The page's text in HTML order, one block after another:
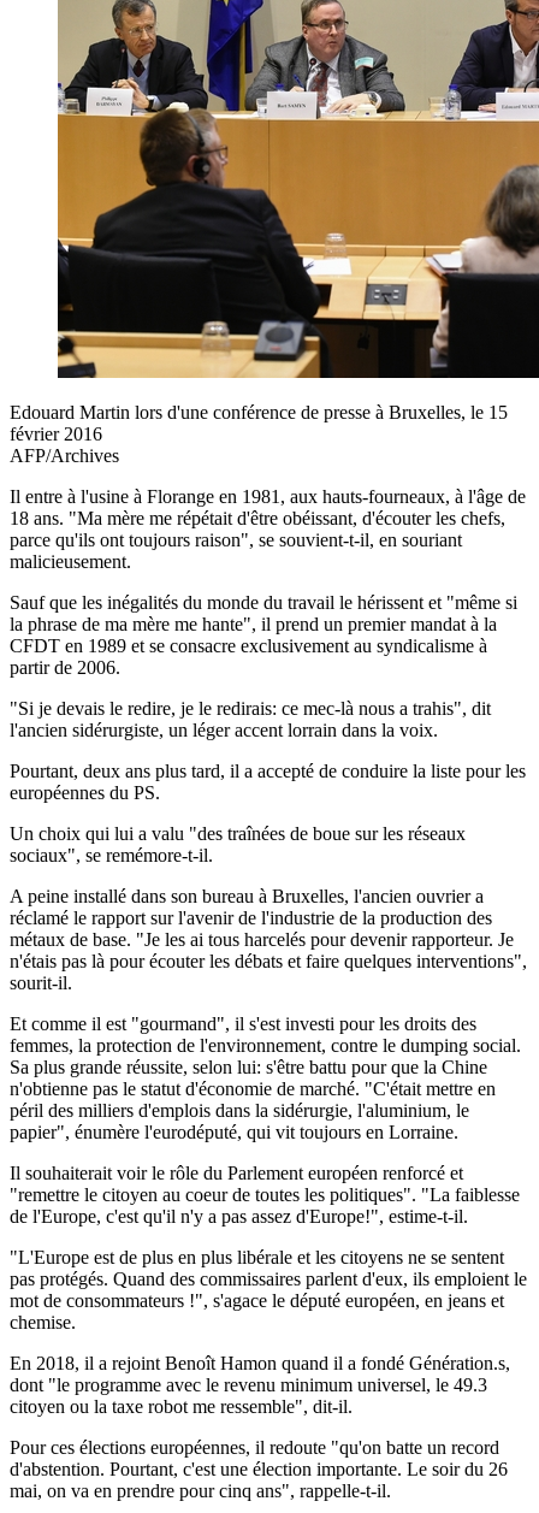
Edouard Martin lors d'une conférence de presse à Bruxelles, le 15
février 2016
AFP/Archives
Il entre à l'usine à Florange en 1981, aux hauts-fourneaux, à l'âge de
18 ans. "Ma mère me répétait d'être obéissant, d'écouter les chefs,
parce qu'ils ont toujours raison", se souvient-t-il, en souriant
malicieusement.
Sauf que les inégalités du monde du travail le hérissent et "même si
la phrase de ma mère me hante", il prend un premier mandat à la
CFDT en 1989 et se consacre exclusivement au syndicalisme à
partir de 2006.
"Si je devais le redire, je le redirais: ce mec-là nous a trahis", dit
l'ancien sidérurgiste, un léger accent lorrain dans la voix.
Pourtant, deux ans plus tard, il a accepté de conduire la liste pour les
européennes du PS.
Un choix qui lui a valu "des traînées de boue sur les réseaux
sociaux", se remémore-t-il.
A peine installé dans son bureau à Bruxelles, l'ancien ouvrier a
réclamé le rapport sur l'avenir de l'industrie de la production des
métaux de base. "Je les ai tous harcelés pour devenir rapporteur. Je
n'étais pas là pour écouter les débats et faire quelques interventions",
sourit-il.
Et comme il est "gourmand", il s'est investi pour les droits des
femmes, la protection de l'environnement, contre le dumping social.
Sa plus grande réussite, selon lui: s'être battu pour que la Chine
n'obtienne pas le statut d'économie de marché. "C'était mettre en
péril des milliers d'emplois dans la sidérurgie, l'aluminium, le
papier", énumère l'eurodéputé, qui vit toujours en Lorraine.
Il souhaiterait voir le rôle du Parlement européen renforcé et
"remettre le citoyen au coeur de toutes les politiques". "La faiblesse
de l'Europe, c'est qu'il n'y a pas assez d'Europe!", estime-t-il.
"L'Europe est de plus en plus libérale et les citoyens ne se sentent
pas protégés. Quand des commissaires parlent d'eux, ils emploient le
mot de consommateurs !", s'agace le député européen, en jeans et
chemise.
En 2018, il a rejoint Benoît Hamon quand il a fondé Génération.s,
dont "le programme avec le revenu minimum universel, le 49.3
citoyen ou la taxe robot me ressemble", dit-il.
Pour ces élections européennes, il redoute "qu'on batte un record
d'abstention. Pourtant, c'est une élection importante. Le soir du 26
mai, on va en prendre pour cinq ans", rappelle-t-il.